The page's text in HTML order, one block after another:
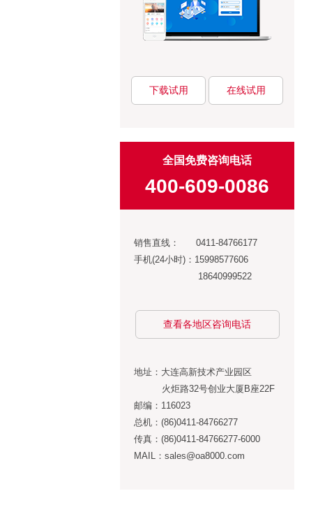
下载试用 在线试用
全国免费咨询电话
400-609-0086
销售直线： 0411-84766177
手机(24小时)：15998577606
18640999522
查看各地区咨询电话
地址：大连高新技术产业园区
火炬路32号创业大厦B座22F
邮编：116023
总机：(86)0411-84766277
传真：(86)0411-84766277-6000
MAIL：sales@oa8000.com